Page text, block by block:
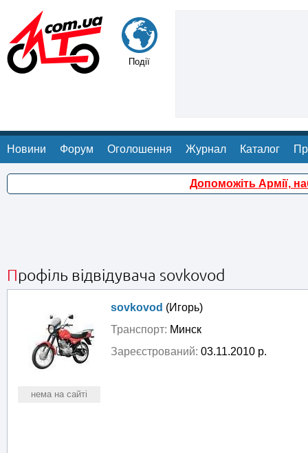
Події
Новини Форум Оголошення Журнал Каталог
Допоможіть Армії,
Профіль відвідувача sovkovod
нема на сайті
sovkovod (Игорь)
Транспорт: Минск
Зареєстрований: 03.11.2010 р.